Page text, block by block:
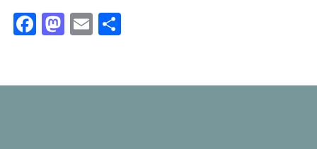
Facebook
Mastodon
Email